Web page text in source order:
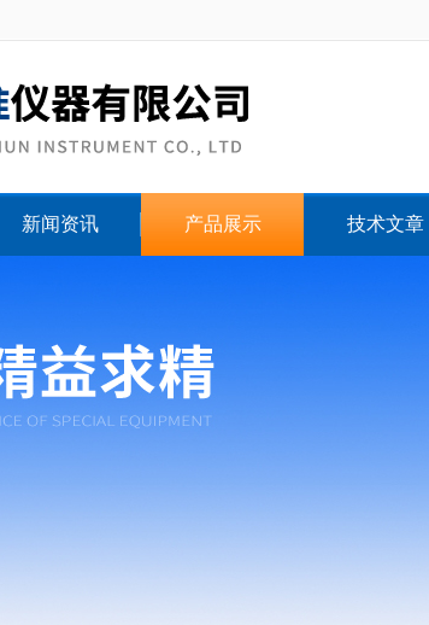
新闻资讯 产品展示 技术文章